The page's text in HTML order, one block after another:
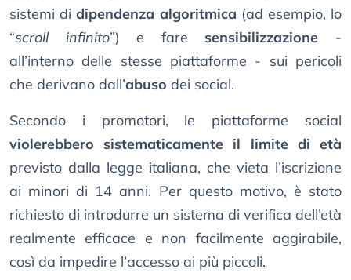
sistemi didipendenza algoritmica (ad esempio, lo
“scroll infinito”) e fare sensibilizzazione -
all’interno delle stesse piattaforme - sui pericoli
che derivano dall’abuso dei social.
Secondo i promotori, le piattaforme social
violerebbero sistematicamente il limite di età
previsto dalla legge italiana, che vieta l’iscrizione
ai minori di 14 anni. Per questo motivo, è stato
richiesto di introdurre un sistema di verifica dell’età
realmente efficace e non facilmente aggirabile,
così da impedire l’accesso ai più piccoli.